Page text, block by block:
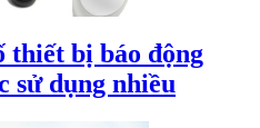
thiết bị báo động
sử dụng nhiều